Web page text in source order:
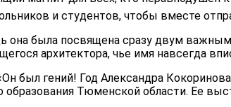
и студентов, чтобы вместе
она была посвящена сразу двум
архитектора, чье имя навсегда
гений! Год Александра
Тюменской области. Ее